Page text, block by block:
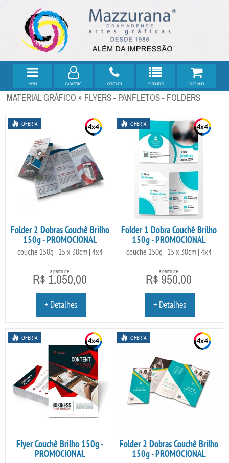
MENU CADASTRO CONTATO PRODUTOS CARRINHO
MATERIAL GRÁFICO » FLYERS - PANFLETOS - FOLDERS
OFERTA
Folder 2 Dobras Couchê Brilho
150g - PROMOCIONAL
couche 150g | 15 x 30cm | 4x4
a partir de
R$ 1.050,00
+ Detalhes
OFERTA
Folder 1 Dobra Couchê Brilho
150g - PROMOCIONAL
couche 150g | 15 x 30cm | 4x4
a partir de
R$ 950,00
+ Detalhes
OFERTA
Flyer Couchê Brilho 150g -
PROMOCIONAL
OFERTA
Folder 2 Dobras Couchê Brilho
150g - PROMOCIONAL